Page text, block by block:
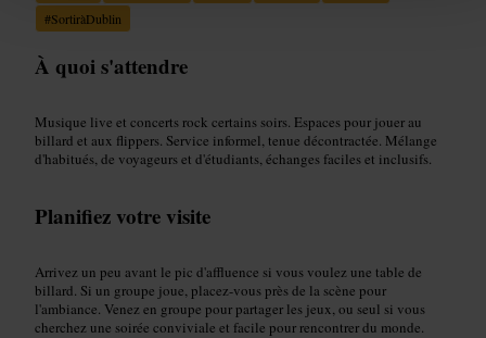
#SortiràDublin
À quoi s'attendre
Musique live et concerts rock certains soirs. Espaces pour jouer au
billard et aux flippers. Service informel, tenue décontractée. Mélange
d'habitués, de voyageurs et d'étudiants, échanges faciles et inclusifs.
Planifiez votre visite
Arrivez un peu avant le pic d'affluence si vous voulez une table de
billard. Si un groupe joue, placez-vous près de la scène pour
l'ambiance. Venez en groupe pour partager les jeux, ou seul si vous
cherchez une soirée conviviale et facile pour rencontrer du monde.